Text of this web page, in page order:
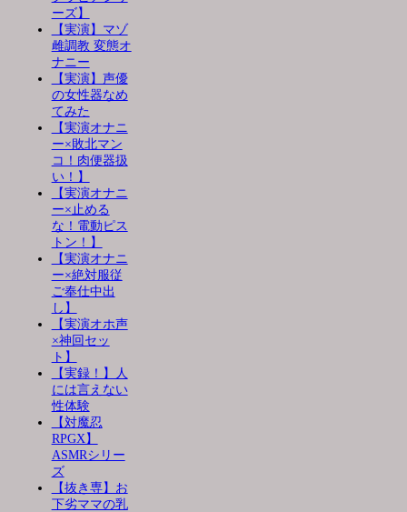
ーズ】
【実演】マゾ
雌調教 変態オ
ナニー
【実演】声優
の女性器なめ
てみた
【実演オナニ
ー×敗北マン
コ！肉便器扱
い！】
【実演オナニ
ー×止める
な！電動ピス
トン！】
【実演オナニ
ー×絶対服従
ご奉仕中出
し】
【実演オホ声
×神回セッ
ト】
【実録！】人
には言えない
性体験
【対魔忍
RPGX】
ASMRシリー
ズ
【抜き専】お
下劣ママの乳